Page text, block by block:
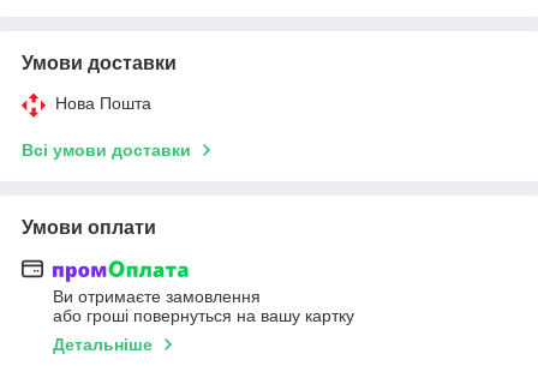
Умови доставки
Нова Пошта
Всі умови доставки
Умови оплати
Ви отримаєте замовлення
або гроші повернуться на вашу картку
Детальніше